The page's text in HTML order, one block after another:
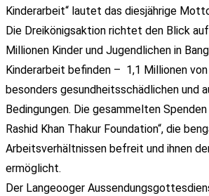
Kinderarbeit“ lautet das diesjährige
Die Dreikönigsaktion richtet den Blick
Millionen Kinder und Jugendlichen in
Kinderarbeit befinden – 1,1 Millionen
besonders gesundheitsschädlichen und
Bedingungen. Die gesammelten
Rashid Khan Thakur Foundation“, die
Arbeitsverhältnissen befreit und ihnen
ermöglicht.
Der Langeooger